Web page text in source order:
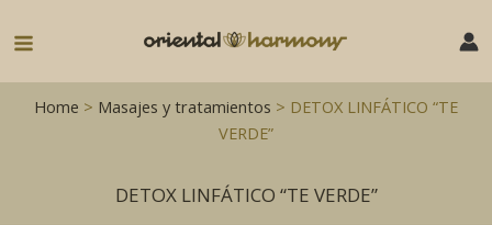
Main
Menu
Home > Masajes y tratamientos > DETOX LINFÁTICO “TE
VERDE”
DETOX LINFÁTICO “TE VERDE”